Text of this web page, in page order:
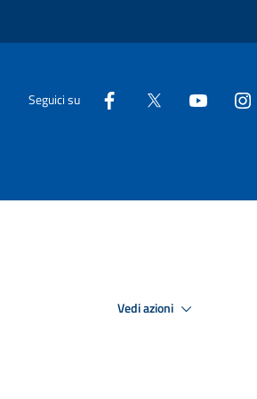
Seguici su
Vedi azioni